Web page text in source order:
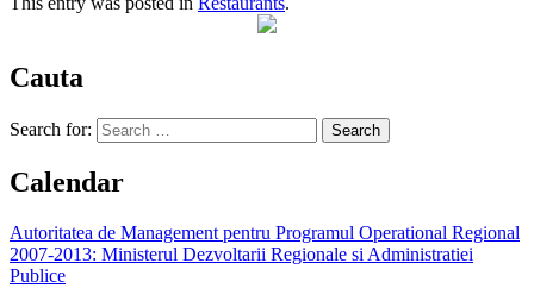
Cauta
Search for:
Calendar
Autoritatea de Management pentru Programul Operational Regional
2007-2013: Ministerul Dezvoltarii Regionale si Administratiei
Publice